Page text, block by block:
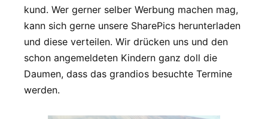
kund. Wer gerner selber Werbung machen mag,
kann sich gerne unsere SharePics herunterladen
und diese verteilen. Wir drücken uns und den
schon angemeldeten Kindern ganz doll die
Daumen, dass das grandios besuchte Termine
werden.